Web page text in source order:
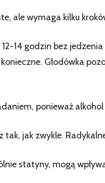
ale wymaga kilku
14 godzin bez
Głodówka
ponieważ
jak zwykle.
statyny, mogą